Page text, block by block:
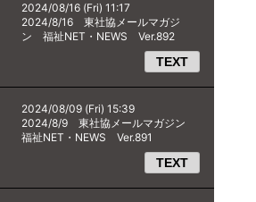
2024/08/16 (Fri) 11:17
2024/8/16 東社協メールマガジ
ン 福祉NET・NEWS Ver.892
TEXT
2024/08/09 (Fri) 15:39
2024/8/9 東社協メールマガジン
福祉NET・NEWS Ver.891
TEXT